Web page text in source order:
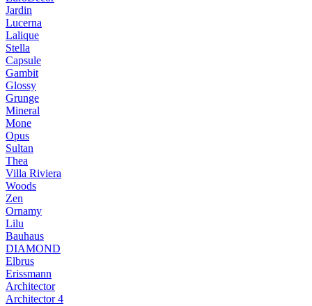
Jardin
Lucerna
Lalique
Stella
Capsule
Gambit
Glossy
Grunge
Mineral
Mone
Opus
Sultan
Thea
Villa Riviera
Woods
Zen
Ornamy
Lilu
Bauhaus
DIAMOND
Elbrus
Erissmann
Architector
Architector 4